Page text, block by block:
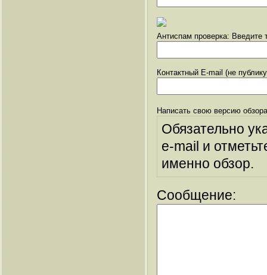
Антиспам проверка: Введите
Контактный E-mail (не
Написать свою версию
Обязательно
e-mail и
именно обзор.
Сообщение: